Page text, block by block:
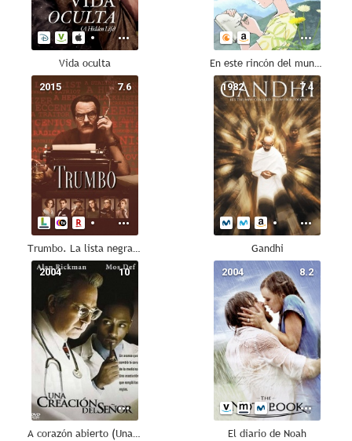
Vida oculta En este rincón del mundo
7.6
2015
Trumbo. La lista negra de Hollywood
7.4
1982
Gandhi
10
2004
A corazón abierto (Una creación del Señor)
8.2
2004
El diario de Noah